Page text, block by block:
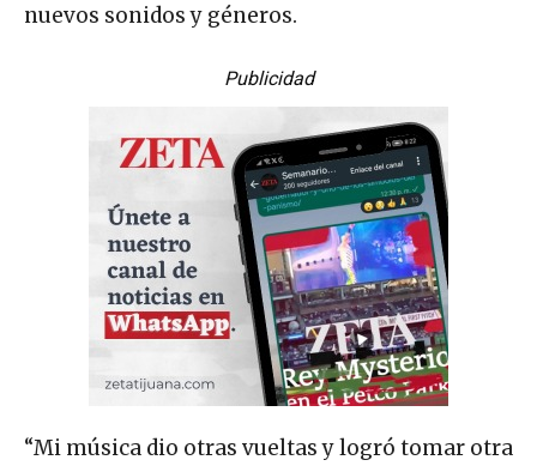
nuevos sonidos y géneros.
Publicidad
“Mi música dio otras vueltas y logró tomar otra